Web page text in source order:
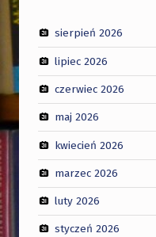
sierpień 2026
lipiec 2026
czerwiec 2026
maj 2026
kwiecień 2026
marzec 2026
luty 2026
styczeń 2026